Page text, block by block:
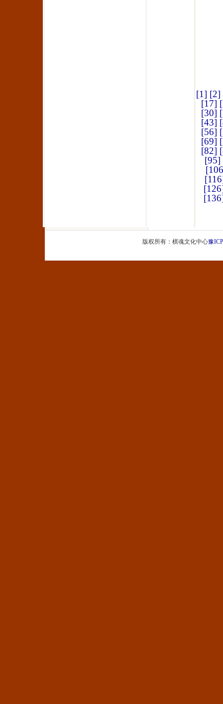
[1] [2]
[17]
[30]
[43]
[56]
[69]
[82]
[95]
版权所有：棋魂文化中心豫